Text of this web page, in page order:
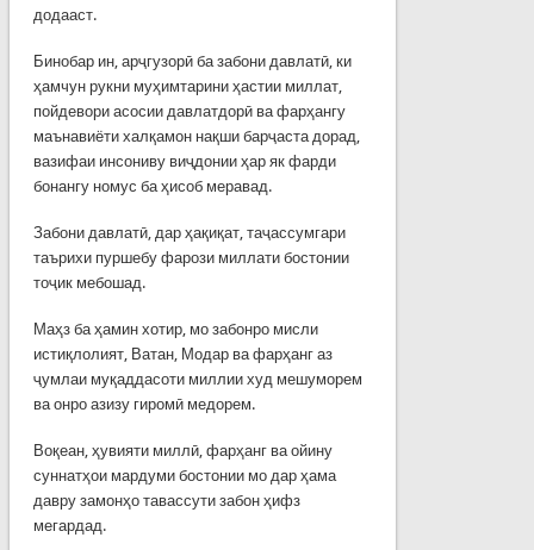
додааст.
Бинобар ин, арҷгузорӣ ба забони давлатӣ, ки
ҳамчун рукни муҳимтарини ҳастии миллат,
пойдевори асосии давлатдорӣ ва фарҳангу
маънавиёти халқамон нақши барҷаста дорад,
вазифаи инсониву виҷдонии ҳар як фарди
бонангу номус ба ҳисоб меравад.
Забони давлатӣ, дар ҳақиқат, таҷассумгари
таърихи пуршебу фарози миллати бостонии
тоҷик мебошад.
Маҳз ба ҳамин хотир, мо забонро мисли
истиқлолият, Ватан, Модар ва фарҳанг аз
ҷумлаи муқаддасоти миллии худ мешуморем
ва онро азизу гиромӣ медорем.
Воқеан, ҳувияти миллӣ, фарҳанг ва ойину
суннатҳои мардуми бостонии мо дар ҳама
давру замонҳо тавассути забон ҳифз
мегардад.